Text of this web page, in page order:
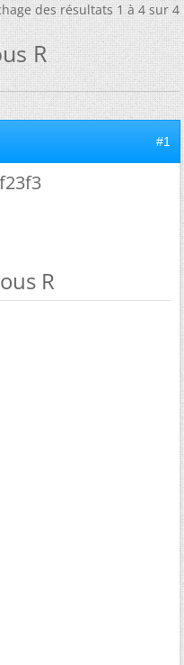
des résultats 1 à 4 sur 4
R
#1
R